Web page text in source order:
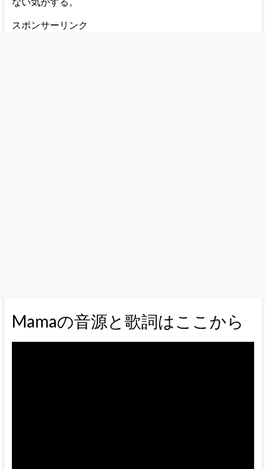
スポンサーリンク
Mamaの音源と歌詞はここから